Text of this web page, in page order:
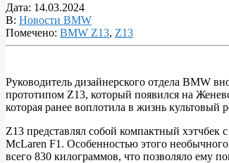
Дата: 14.03.2024
В: Новости BMW
Помечено: BMW Z13, Z13
Необычный
прототип
Z13
Руководитель дизайнерского отдела BMW
прототипом Z13, который появился на
которая ранее воплотила в жизнь культовый
Z13 представлял собой компактный
McLaren F1. Особенностью этого
всего 830 килограммов, что позволяло ему